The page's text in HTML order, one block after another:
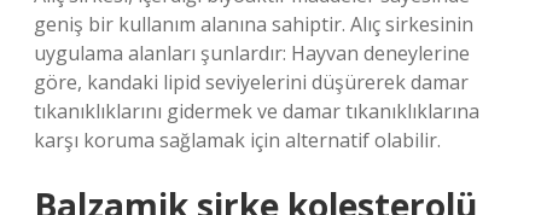
geniş bir kullanım alanına sahiptir. Alıç sirkesinin
uygulama alanları şunlardır: Hayvan deneylerine
göre, kandaki lipid seviyelerini düşürerek damar
tıkanıklıklarını gidermek ve damar tıkanıklıklarına
karşı koruma sağlamak için alternatif olabilir.
Balzamik sirke kolesterolü